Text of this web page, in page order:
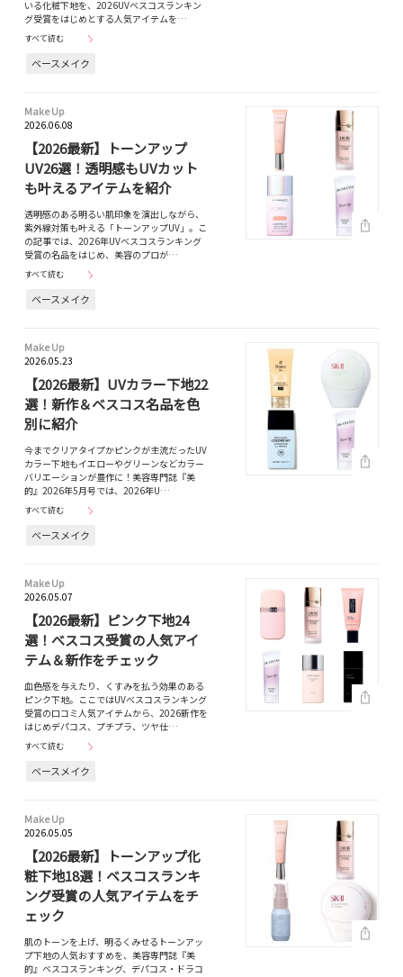
いる化粧下地を、2026UVベスコスランキン
グ受賞をはじめとする人気アイテムを…
すべて読む
ベースメイク
Make Up
2026.06.08
【2026最新】トーンアップ
UV26選！透明感もUVカット
も叶えるアイテムを紹介
透明感のある明るい肌印象を演出しながら、
紫外線対策も叶える「トーンアップUV」。こ
の記事では、2026年UVベスコスランキング
受賞の名品をはじめ、美容のプロが…
すべて読む
ベースメイク
Make Up
2026.05.23
【2026最新】UVカラー下地22
選！新作＆ベスコス名品を色
別に紹介
今までクリアタイプかピンクが主流だったUV
カラー下地もイエローやグリーンなどカラー
バリエーションが豊作に！美容専門誌『美
的』2026年5月号では、2026年U…
すべて読む
ベースメイク
Make Up
2026.05.07
【2026最新】ピンク下地24
選！べスコス受賞の人気アイ
テム＆新作をチェック
血色感を与えたり、くすみを払う効果のある
ピンク下地。ここではUVべスコスランキング
受賞の口コミ人気アイテムから、2026新作を
はじめデパコス、プチプラ、ツヤ仕…
すべて読む
ベースメイク
Make Up
2026.05.05
【2026最新】トーンアップ化
粧下地18選！ベスコスランキ
ング受賞の人気アイテムをチ
ェック
肌のトーンを上げ、明るくみせるトーンアッ
プ下地の人気おすすめを、美容専門誌『美
的』ベスコスランキング、デパコス・ドラコ